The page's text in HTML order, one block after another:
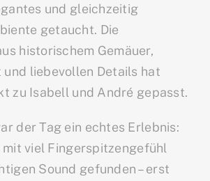
und gleichzeitig
getaucht. Die
historischem Gemäuer,
und liebevollen Details hat
zu Isabell und André gepasst.
der Tag ein echtes Erlebnis:
mit viel Fingerspitzengefühl
Sound gefunden – erst